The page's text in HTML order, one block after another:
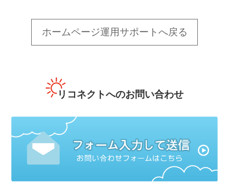
ホームページ運用サポートへ戻る
リコネクトへのお問い合わせ